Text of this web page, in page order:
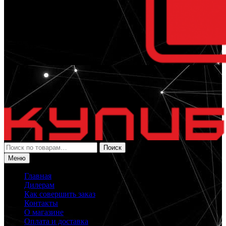
Искать:
Поиск
Меню
Главная
Дилерам
Как совершить заказ
Контакты
О магазине
Оплата и доставка